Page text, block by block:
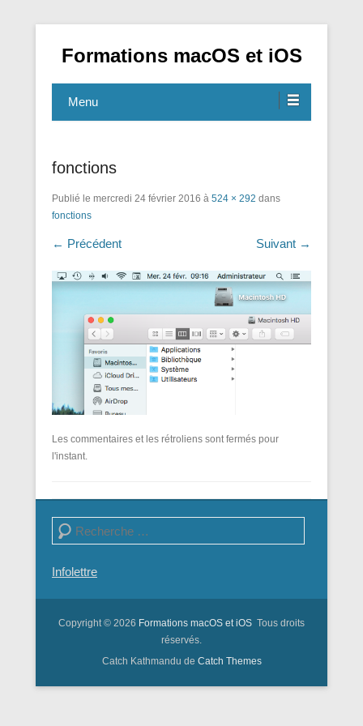
Formations macOS et iOS
Menu
fonctions
Publié le mercredi 24 février 2016 à 524 × 292 dans
fonctions
← Précédent Suivant →
Les commentaires et les rétroliens sont fermés pour
l'instant.
Recherche
Infolettre
Copyright © 2026 Formations macOS et iOS Tous droits
réservés.
Catch Kathmandu de Catch Themes